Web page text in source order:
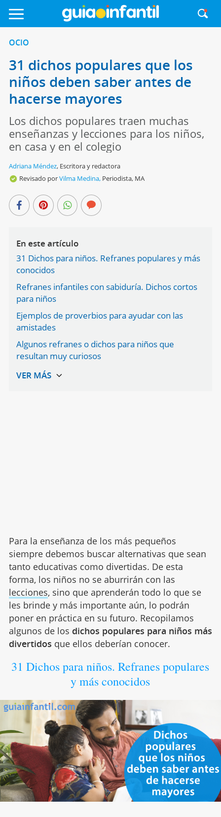
OCIO
31 dichos populares que los
niños deben saber antes de
hacerse mayores
Los dichos populares traen muchas
enseñanzas y lecciones para los niños,
en casa y en el colegio
Adriana Méndez, Escritora y redactora
Revisado porVilma Medina, Periodista, MA
En este artículo
31 Dichos para niños. Refranes populares y más
conocidos
Refranes infantiles con sabiduría. Dichos cortos
para niños
Ejemplos de proverbios para ayudar con las
amistades
Algunos refranes o dichos para niños que
resultan muy curiosos
Para la enseñanza de los más pequeños
siempre debemos buscar alternativas que sean
tanto educativas como divertidas. De esta
forma, los niños no se aburrirán con las
lecciones, sino que aprenderán todo lo que se
les brinde y más importante aún, lo podrán
poner en práctica en su futuro. Recopilamos
algunos de los dichos populares para niños más
divertidos que ellos deberían conocer.
31 Dichos para niños. Refranes populares
y más conocidos